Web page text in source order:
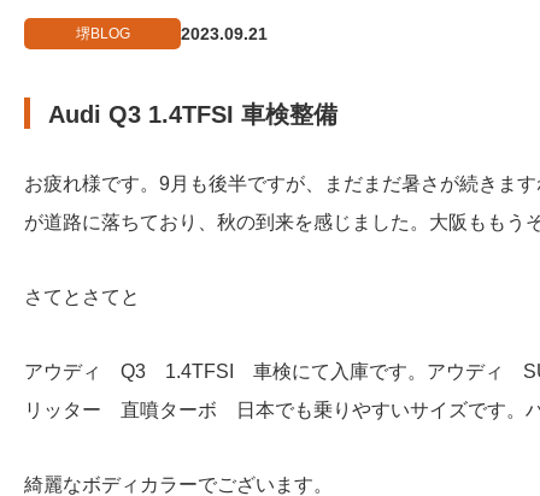
堺BLOG 2023.09.21
Audi Q3 1.4TFSI 車検整備
お疲れ様です。9月も後半ですが、まだまだ暑さが続きま
が道路に落ちており、秋の到来を感じました。大阪ももう
さてとさてと
アウディ Q3 1.4TFSI 車検にて入庫です。アウディ
リッター 直噴ターボ 日本でも乗りやすいサイズです。
綺麗なボディカラーでございます。